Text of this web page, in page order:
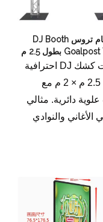
احترافية اليوم!
نظام تروس DJ Booth
Goalpost Truss بطول 2.5 م
وارتفاع 2 م مع قمة دائرية
دعامات كشك DJ احترافية
مقاس 2.5 م × 2 م مع
دائرية. مثالي
الأغاني والنوادي